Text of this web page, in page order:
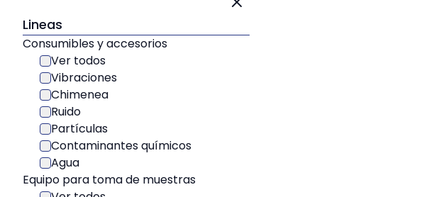
Lineas
Consumibles y accesorios
Ver todos
Vibraciones
Chimenea
Ruido
Partículas
Contaminantes químicos
Agua
Equipo para toma de muestras